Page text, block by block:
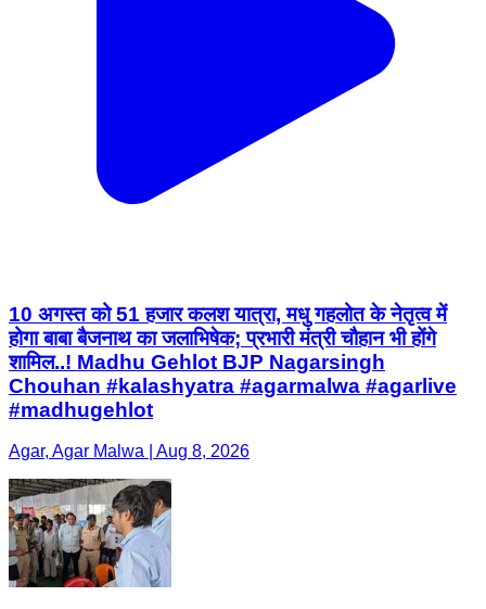
10 अगस्त को 51 हजार कलश यात्रा, मधु गहलोत के नेतृत्व में
होगा बाबा बैजनाथ का जलाभिषेक; प्रभारी मंत्री चौहान भी होंगे
शामिल..! Madhu Gehlot BJP Nagarsingh
Chouhan #kalashyatra #agarmalwa #agarlive
#madhugehlot
Agar, Agar Malwa | Aug 8, 2026